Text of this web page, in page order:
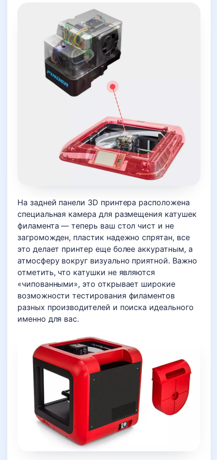
На задней панели 3D принтера расположена
специальная камера для размещения катушек
филамента — теперь ваш стол чист и не
загроможден, пластик надежно спрятан, все
это делает принтер еще более аккуратным, а
атмосферу вокруг визуально приятной. Важно
отметить, что катушки не являются
«чипованными», это открывает широкие
возможности тестирования филаментов
разных производителей и поиска идеального
именно для вас.